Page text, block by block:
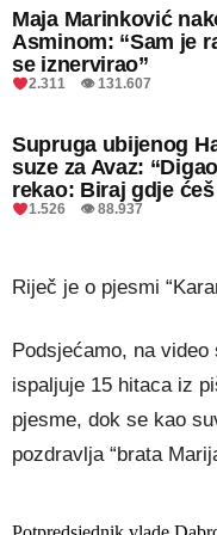
Maja Marinković
Asminom: “Sam je
se iznervirao”
2.311 👁 131.607
Supruga ubijenog
suze za Avaz:
rekao: Biraj gdje
1.526 👁 88.937
Riječ je o pjesmi
Podsjećamo, na
ispaljuje 15 hitaca iz
pjesme, dok se kao
pozdravlja “brata